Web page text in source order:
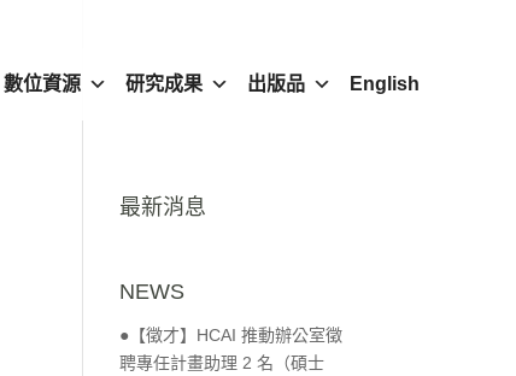
數位資源 研究成果 出版品 English
最新消息
NEWS
●【徵才】HCAI 推動辦公室徵
聘專任計畫助理 2 名（碩士